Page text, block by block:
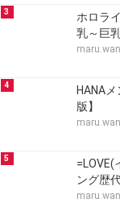
3
ホロラ
乳～巨
4
HANA
版】
5
=LOVE(
ング歴